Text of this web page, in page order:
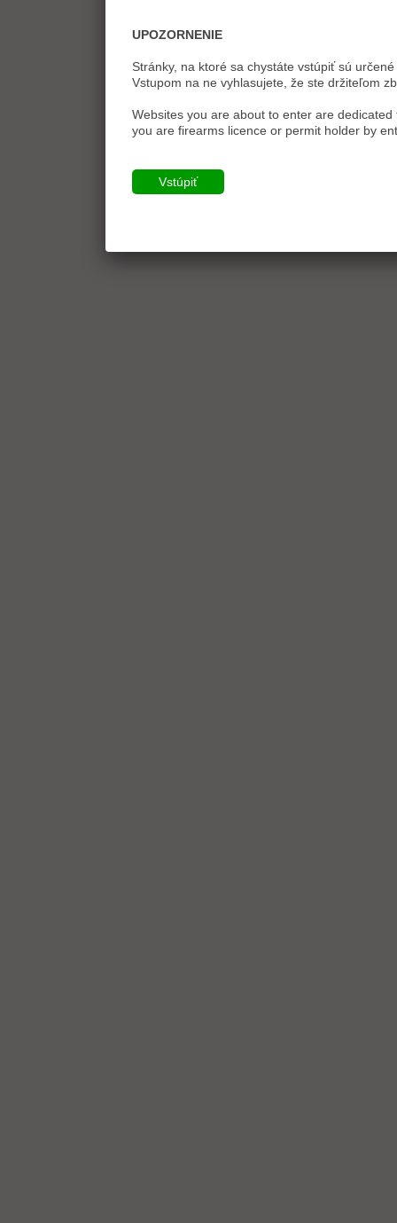
UPOZORNENIE
Stránky, na ktoré sa chystáte vstúpiť sú
Vstupom na ne vyhlasujete, že ste držiteľom
Websites you are about to enter are
you are firearms licence or permit holder by
Vstúpiť